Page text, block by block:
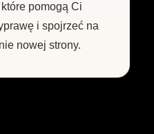
pomogą Ci
i spojrzeć na
nowej strony.